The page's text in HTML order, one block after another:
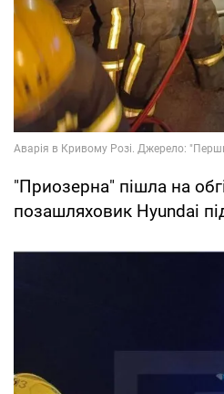
"Приозерна" пішла на
позашляховик Hyundai